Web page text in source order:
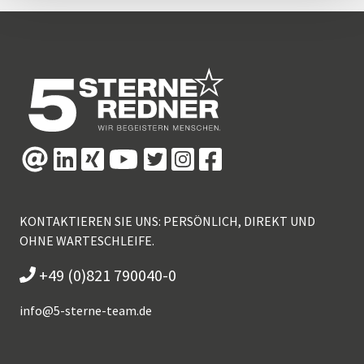
KONTAKTIEREN SIE UNS: PERSÖNLICH, DIREKT UND
OHNE WARTESCHLEIFE.
+49 (0)821 790040-0
info@5-sterne-team.de